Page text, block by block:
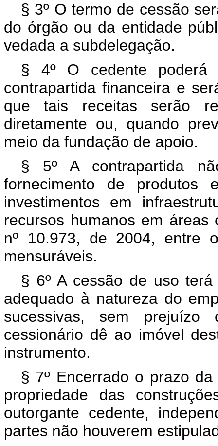
§ 3º O termo de cessão
do órgão ou da entidade
vedada a subdelegação.
§ 4º O cedente poderá
contrapartida financeira e
que tais receitas serão
diretamente ou, quando
meio da fundação de apoio.
§ 5º A contrapartida
fornecimento de produtos
investimentos em
recursos humanos em
nº 10.973, de 2004, entre
mensuráveis.
§ 6º A cessão de uso
adequado à natureza do
sucessivas, sem
cessionário dê ao imóvel
instrumento.
§ 7º Encerrado o prazo
propriedade das
outorgante cedente,
partes não houverem